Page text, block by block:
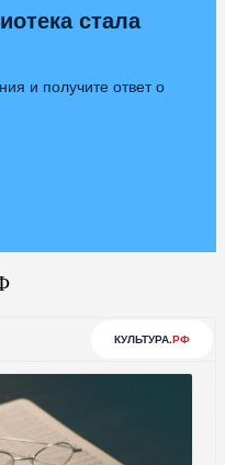
стала
и получите ответ о